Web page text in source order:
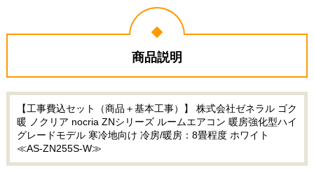
商品説明
【工事費込セット（商品＋基本工事）】 株式会社ゼネラル ゴク
暖 ノクリア nocria ZNシリーズ ルームエアコン 暖房強化型ハイ
グレードモデル 寒冷地向け 冷房/暖房：8畳程度 ホワイト
≪AS-ZN255S-W≫